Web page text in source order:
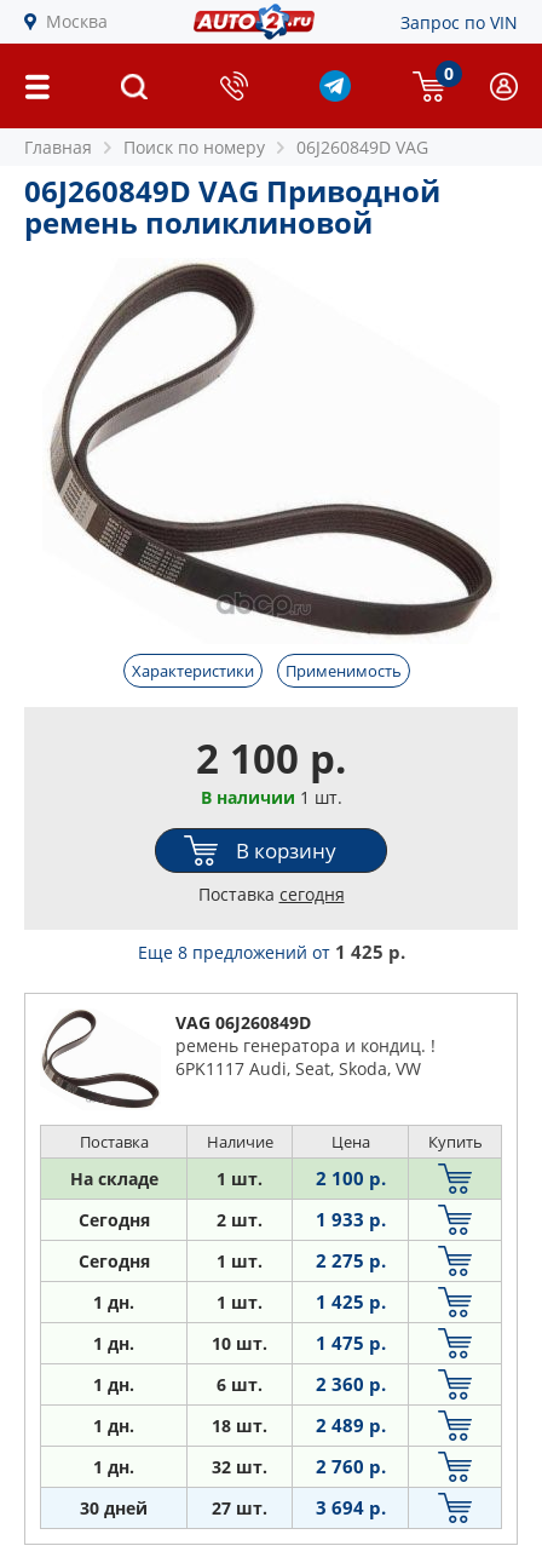
Москва Запрос по VIN
0
Главная Поиск по номеру 06J260849D VAG
06J260849D VAG Приводной
ремень поликлиновой
Характеристики Применимость
2 100 р.
В наличии 1 шт.
В корзину
Поставка сегодня
Еще 8 предложений от 1 425 р.
VAG 06J260849D
ремень генератора и кондиц. !
6PK1117 Audi, Seat, Skoda, VW
Поставка Наличие Цена Купить
На складе 1 шт. 2 100 р.
Сегодня 2 шт. 1 933 р.
Сегодня 1 шт. 2 275 р.
1 дн. 1 шт. 1 425 р.
1 дн. 10 шт. 1 475 р.
1 дн. 6 шт. 2 360 р.
1 дн. 18 шт. 2 489 р.
1 дн. 32 шт. 2 760 р.
30 дней 27 шт. 3 694 р.